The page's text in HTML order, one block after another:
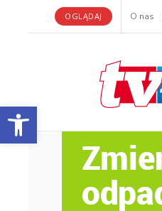
Otwórz pasek narzędzi
OGLĄDAJ O nas